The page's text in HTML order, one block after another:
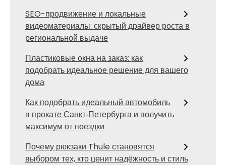
SEO-продвижение и локальные
видеоматериалы: скрытый драйвер роста в
региональной выдаче
Пластиковые окна на заказ: как
подобрать идеальное решение для вашего
дома
Как подобрать идеальный автомобиль
в прокате Санкт‑Петербурга и получить
максимум от поездки
Почему рюкзаки Thule становятся
выбором тех, кто ценит надёжность и стиль